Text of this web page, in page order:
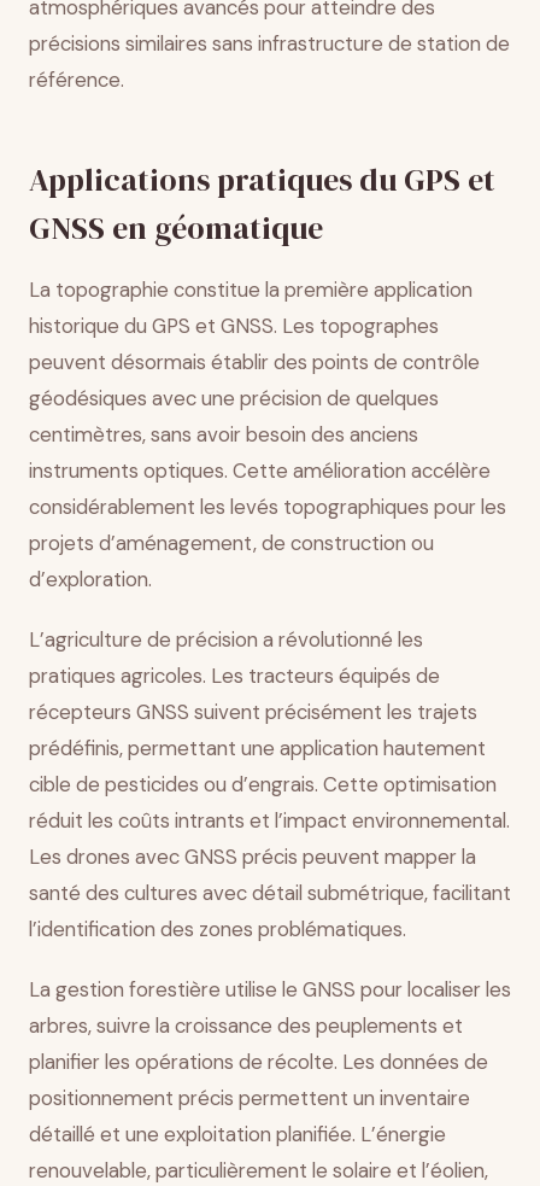
atmosphériques avancés pour atteindre des
précisions similaires sans infrastructure de station de
référence.
Applications pratiques du GPS et
GNSS en géomatique
La topographie constitue la première application
historique du GPS et GNSS. Les topographes
peuvent désormais établir des points de contrôle
géodésiques avec une précision de quelques
centimètres, sans avoir besoin des anciens
instruments optiques. Cette amélioration accélère
considérablement les levés topographiques pour les
projets d’aménagement, de construction ou
d’exploration.
L’agriculture de précision a révolutionné les
pratiques agricoles. Les tracteurs équipés de
récepteurs GNSS suivent précisément les trajets
prédéfinis, permettant une application hautement
cible de pesticides ou d’engrais. Cette optimisation
réduit les coûts intrants et l’impact environnemental.
Les drones avec GNSS précis peuvent mapper la
santé des cultures avec détail submétrique, facilitant
l’identification des zones problématiques.
La gestion forestière utilise le GNSS pour localiser les
arbres, suivre la croissance des peuplements et
planifier les opérations de récolte. Les données de
positionnement précis permettent un inventaire
détaillé et une exploitation planifiée. L’énergie
renouvelable, particulièrement le solaire et l’éolien,